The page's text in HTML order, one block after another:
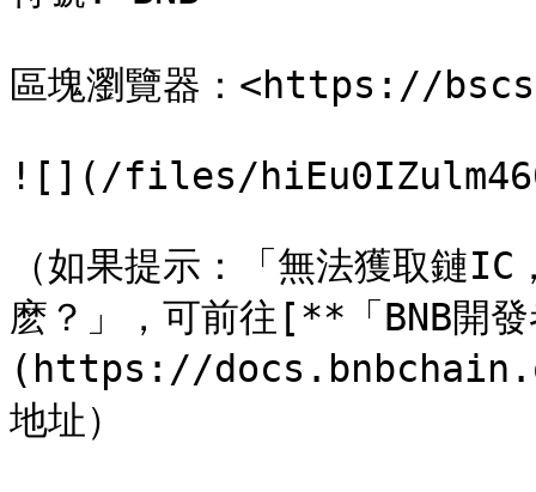
區塊瀏覽器：<https://
![](/files/
（如果提示：「無法獲取鏈
麽？」，可前往[**「BNB開
(https://
地址）